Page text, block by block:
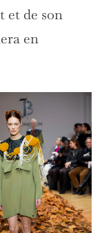
et de son
en